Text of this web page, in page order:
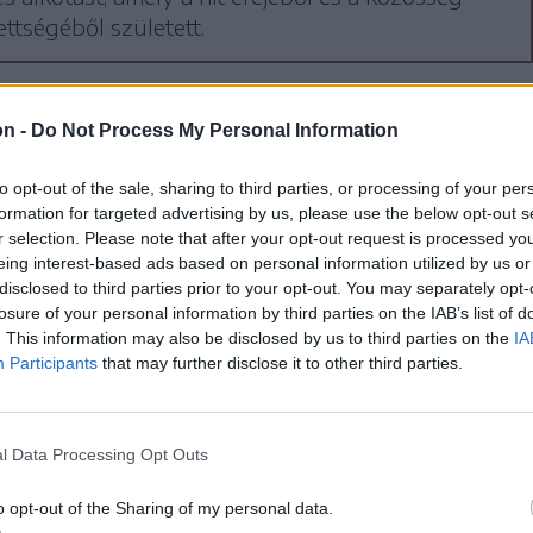
- Do Not Process My Personal Information
opt-out of the sale, sharing to third parties, or processing of your
for targeted advertising by us, please use the below opt-out
selection. Please note that after your opt-out request is processed
interest-based ads based on personal information utilized by us
to third parties prior to your opt-out. You may separately
of your personal information by third parties on the IAB’s list of
This information may also be disclosed by us to third parties on the
Participants that may further disclose it to other third parties.
Data Processing Opt Outs
opt-out of the Sharing of my personal data.
született.
a töviskorona mögött | Passió
mutatjuk be a csíkszentkirályi
összefogásával készült Passió filmet – egy
alkotást, amely a hit erejéből és a közösség
született.